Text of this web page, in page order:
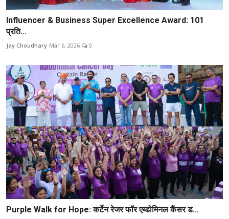
Influencer & Business Super Excellence Award: 101
प्रति...
Jay Choudhary Mar 6, 2026 0
Purple Walk for Hope: कर्टेन रेजर फॉर एब्डोमिनल कैंसर ड...